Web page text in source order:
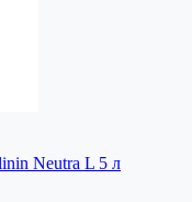
Neutra L 5 л